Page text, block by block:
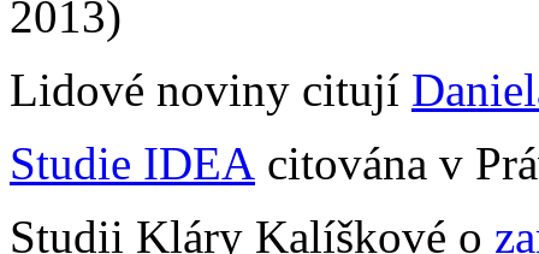
2013)
Lidové noviny citují
Studie IDEA citována v
Studii Kláry Kalíškové o